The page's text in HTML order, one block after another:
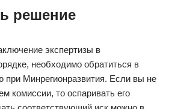
решение
экспертизы в
необходимо обратиться в
при Минрегионразвития. Если вы не
комиссии, то оспаривать его